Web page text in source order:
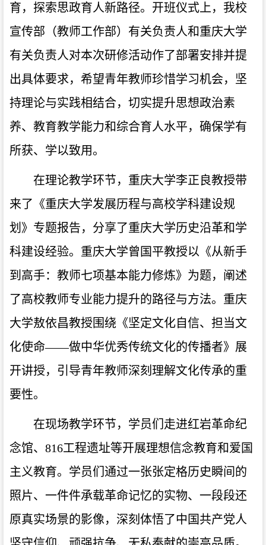
育，探索思政育人新路径。开班仪式上，我校
宣传部（教师工作部）有关负责人和重庆大学
有关负责人对本次研修活动作了部署安排并提
出具体要求，希望青年教师珍惜学习机会，坚
持理论与实践相结合，切实提升思想政治素
养、教育教学能力和综合育人水平，确保学有
所获、学以致用。
在理论教学环节，重庆大学李正良教授带
来了《重庆大学发展历程与高校学科建设规
划》专题报告，分享了重庆大学历史沿革和学
科建设经验。重庆大学曾国平教授以《从新手
到高手：教师七项基本能力修炼》为题，阐述
了高校教师专业能力提升的路径与方法。重庆
大学敖依昌教授围绕《坚定文化自信、担当文
化使命——做中华优秀传统文化的传播者》展
开讲授，引导青年教师深刻理解文化传承的重
要性。
在现场教学环节，学员们走进红岩革命纪
念馆、816工程遗址等开展理想信念教育和爱国
主义教育。学员们通过一张张定格历史瞬间的
照片、一件件承载革命记忆的实物、一段段还
原真实场景的影像，深刻体悟了中国共产党人